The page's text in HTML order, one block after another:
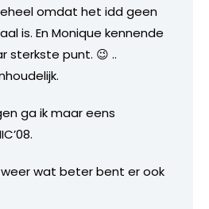
omdat het idd geen
is. En Monique kennende
sterkste punt. 😉 ..
ga ik maar eens
wat beter bent er ook